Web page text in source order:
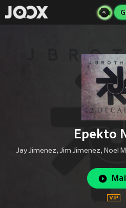
Epekto
Jay Jimenez, Jim Jimenez, Noel